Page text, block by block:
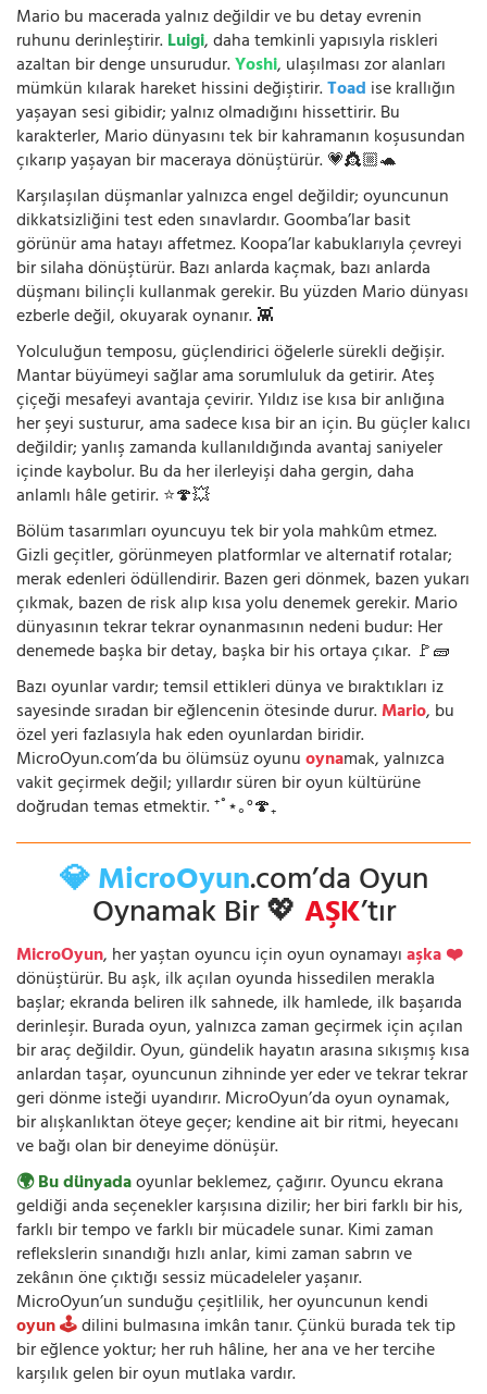
Mario bu macerada yalnız değildir ve bu detay evrenin
ruhunu derinleştirir.Luigi, daha temkinli yapısıyla riskleri
azaltan bir denge unsurudur.Yoshi, ulaşılması zor alanları
mümkün kılarak hareket hissini değiştirir.Toad ise krallığın
yaşayan sesi gibidir; yalnız olmadığını hissettirir. Bu
karakterler, Mario dünyasını tek bir kahramanın koşusundan
çıkarıp yaşayan bir maceraya dönüştürür. 💗👸🏼🐢
Karşılaşılan düşmanlar yalnızca engel değildir; oyuncunun
dikkatsizliğini test eden sınavlardır. Goomba’lar basit
görünür ama hatayı affetmez. Koopa’lar kabuklarıyla çevreyi
bir silaha dönüştürür. Bazı anlarda kaçmak, bazı anlarda
düşmanı bilinçli kullanmak gerekir. Bu yüzden Mario dünyası
ezberle değil, okuyarak oynanır. 👾
Yolculuğun temposu, güçlendirici öğelerle sürekli değişir.
Mantar büyümeyi sağlar ama sorumluluk da getirir. Ateş
çiçeği mesafeyi avantaja çevirir. Yıldız ise kısa bir anlığına
her şeyi susturur, ama sadece kısa bir an için. Bu güçler kalıcı
değildir; yanlış zamanda kullanıldığında avantaj saniyeler
içinde kaybolur. Bu da her ilerleyişi daha gergin, daha
anlamlı hâle getirir. ⭐🍄💥
Bölüm tasarımları oyuncuyu tek bir yola mahkûm etmez.
Gizli geçitler, görünmeyen platformlar ve alternatif rotalar;
merak edenleri ödüllendirir. Bazen geri dönmek, bazen yukarı
çıkmak, bazen de risk alıp kısa yolu denemek gerekir. Mario
dünyasının tekrar tekrar oynanmasının nedeni budur: Her
denemede başka bir detay, başka bir his ortaya çıkar. 🚩🧱
Bazı oyunlar vardır; temsil ettikleri dünya ve bıraktıkları iz
sayesinde sıradan bir eğlencenin ötesinde durur.Mario, bu
özel yeri fazlasıyla hak eden oyunlardan biridir.
MicroOyun.com’da bu ölümsüz oyunuoynamak, yalnızca
vakit geçirmek değil; yıllardır süren bir oyun kültürüne
doğrudan temas etmektir. ⁺˚⋆｡°🍄₊
💎 MicroOyun.com’da Oyun
Oynamak Bir 💖AŞK’tır
MicroOyun, her yaştan oyuncu için oyun oynamayıaşka ❤️
dönüştürür. Bu aşk, ilk açılan oyunda hissedilen merakla
başlar; ekranda beliren ilk sahnede, ilk hamlede, ilk başarıda
derinleşir. Burada oyun, yalnızca zaman geçirmek için açılan
bir araç değildir. Oyun, gündelik hayatın arasına sıkışmış kısa
anlardan taşar, oyuncunun zihninde yer eder ve tekrar tekrar
geri dönme isteği uyandırır. MicroOyun’da oyun oynamak,
bir alışkanlıktan öteye geçer; kendine ait bir ritmi, heyecanı
ve bağı olan bir deneyime dönüşür.
🌍 Bu dünyadaoyunlar beklemez, çağırır. Oyuncu ekrana
geldiği anda seçenekler karşısına dizilir; her biri farklı bir his,
farklı bir tempo ve farklı bir mücadele sunar. Kimi zaman
reflekslerin sınandığı hızlı anlar, kimi zaman sabrın ve
zekânın öne çıktığı sessiz mücadeleler yaşanır.
MicroOyun’un sunduğu çeşitlilik, her oyuncunun kendi
oyun 🕹️dilini bulmasına imkân tanır. Çünkü burada tek tip
bir eğlence yoktur; her ruh hâline, her ana ve her tercihe
karşılık gelen bir oyun mutlaka vardır.